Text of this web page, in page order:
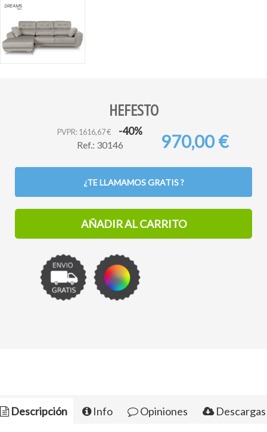
HEFESTO
PVPR: 1616,67 € -40%
970,00 €
Ref.: 30146
¿TE LLAMAMOS GRATIS ?
AÑADIR AL CARRITO
Descripción Info Opiniones Descargas